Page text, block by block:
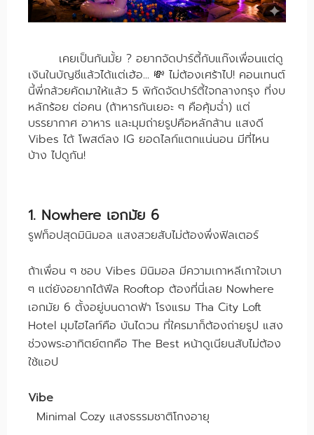
เคยเป็นกันมั้ย ? อยากจัดปาร์ตี้กับแก๊งเพื่อนแต่ดู
เงินในบัญชีแล้วได้แต่เฮ้อ... 💸 ไม่ต้องเศร้าไป! คอนเทนต์
นี้พี่กล้วยคัดมาให้แล้ว 5 พิกัดจัดปาร์ตี้ใจกลางกรุง ที่งบ
หลักร้อย ต่อคน (ถ้าหารกันเยอะ ๆ คือคุ้มฉ่ำ) แต่
บรรยากาศ อาหาร และมุมถ่ายรูปคือหลักล้าน แสงดี
Vibes ได้ โพสต์ลง IG ยอดไลก์แตกแน่นอน มีที่ไหน
บ้าง ไปดูกัน!
1. Nowhere เอกมัย 6
รูฟท็อปสุดมินิมอล แสงสวยสับไม่ต้องพึ่งฟิลเตอร์
ถ้าเพื่อน ๆ ชอบ Vibes มินิมอล มีความเกาหลีเกาใจเบา
ๆ แต่ยังอยากได้ฟีล Rooftop ต้องที่นี่เลย Nowhere
เอกมัย 6 ตั้งอยู่บนดาดฟ้า โรงแรม Tha City Loft
Hotel มุมไฮไลท์คือ บันไดวน ที่ใครมาก็ต้องถ่ายรูป แสง
ช่วงพระอาทิตย์ตกคือ The Best หน้าดูเนียนสับไม่ต้อง
ใช้แอป
Vibe
Minimal Cozy แสงธรรมชาติโกงอายุ